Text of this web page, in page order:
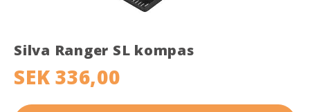
Silva Ranger SL kompas
SEK 336,00